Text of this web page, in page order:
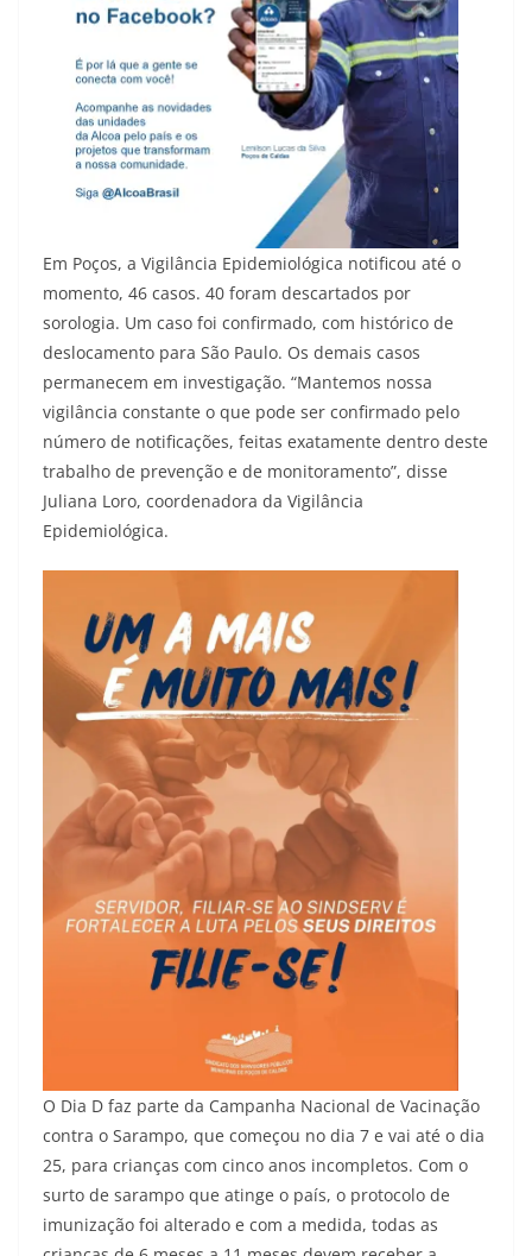
Em Poços, a Vigilância Epidemiológica notificou até o
momento, 46 casos. 40 foram descartados por
sorologia. Um caso foi confirmado, com histórico de
deslocamento para São Paulo. Os demais casos
permanecem em investigação. “Mantemos nossa
vigilância constante o que pode ser confirmado pelo
número de notificações, feitas exatamente dentro deste
trabalho de prevenção e de monitoramento”, disse
Juliana Loro, coordenadora da Vigilância
Epidemiológica.
O Dia D faz parte da Campanha Nacional de Vacinação
contra o Sarampo, que começou no dia 7 e vai até o dia
25, para crianças com cinco anos incompletos. Com o
surto de sarampo que atinge o país, o protocolo de
imunização foi alterado e com a medida, todas as